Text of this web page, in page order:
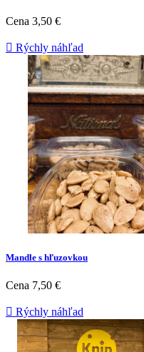
Cena 3,50 €
 Rýchly náhľad
Mandle s hľuzovkou
Cena 7,50 €
 Rýchly náhľad